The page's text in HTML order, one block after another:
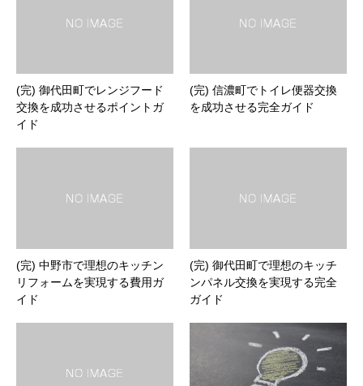
(完) 御代田町でレンジフード
交換を成功させるポイントガ
イド
(完) 信濃町でトイレ便器交換
を成功させる完全ガイド
(完) 中野市で理想のキッチン
リフォームを実現する費用ガ
イド
(完) 御代田町で理想のキッチ
ンパネル交換を実現する完全
ガイド